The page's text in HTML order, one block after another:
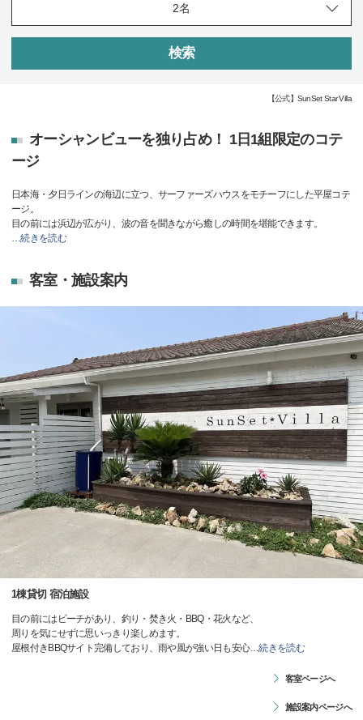
検索
【公式】SunSet Star Villa
オーシャンビューを独り占め！ 1日1組限定のコテ
ージ
日本海・夕日ラインの海辺に立つ、サーファーズハウスをモチーフにした平屋コテ
ージ。
目の前には浜辺が広がり、波の音を聞きながら癒しの時間を堪能できます。
…続きを読む
客室・施設案内
1棟貸切 宿泊施設
目の前にはビーチがあり、釣り・焚き火・BBQ・花火など、
周りを気にせずに思いっきり楽しめます。
屋根付きBBQサイト完備しており、雨や風が強い日も安心…続きを読む
客室ページへ
施設案内ページへ